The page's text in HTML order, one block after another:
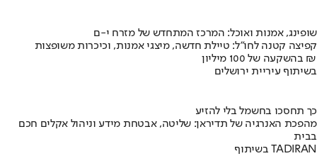
שופינג, אמנות ואוכל: המרכז המתחדש של מזרח י-ם
קפיצה קטנה לחו"ל: טיילת חדשה, מיצגי אמנות, וכיכרות משופצות
בהשקעה של 100 מיליון ₪
בשיתוף עיריית ירושלים
כך תחסכו בחשמל בלי להזיע
מהפכת האנרגיה של תדיראן: שליטה, אבטחת מידע וניהול אקלים חכם
בבית
בשיתוף TADIRAN